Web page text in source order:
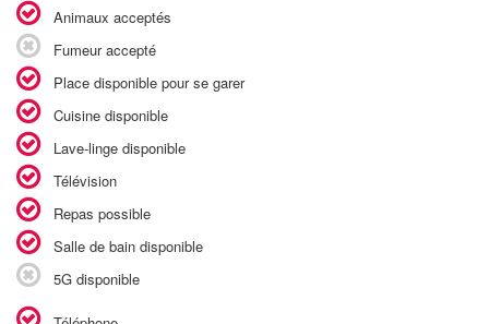
Animaux acceptés
Fumeur accepté
Place disponible pour se garer
Cuisine disponible
Lave-linge disponible
Télévision
Repas possible
Salle de bain disponible
5G disponible